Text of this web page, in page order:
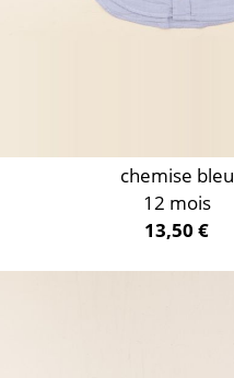
chemise bleu
12 mois
13,50 €